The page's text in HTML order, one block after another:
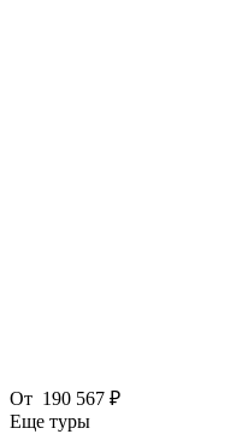
От 190 567 ₽
Еще туры